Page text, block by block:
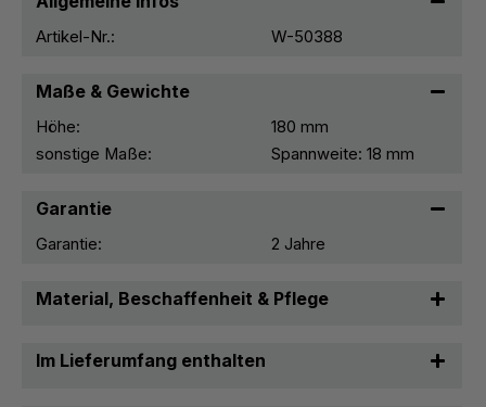
Artikel-Nr.: W-50388
Maße & Gewichte
Höhe:
180 mm
sonstige Maße:
Spannweite: 18 mm
Garantie
Garantie: 2 Jahre
Material, Beschaffenheit & Pflege
Im Lieferumfang enthalten